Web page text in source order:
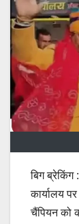
बिग ब्रेकिंग
कार्यालय
चैंपियन को